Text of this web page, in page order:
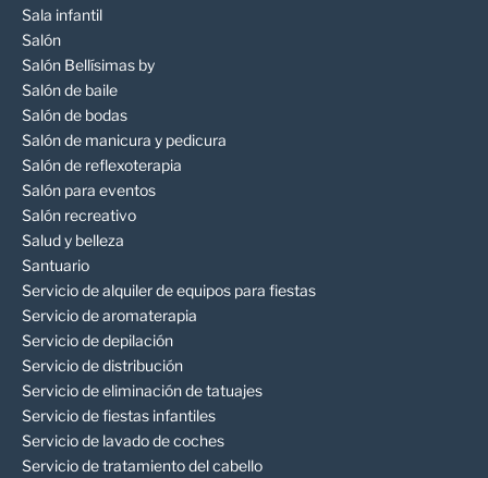
Sala infantil
Salón
Salón Bellísimas by
Salón de baile
Salón de bodas
Salón de manicura y pedicura
Salón de reflexoterapia
Salón para eventos
Salón recreativo
Salud y belleza
Santuario
Servicio de alquiler de equipos para fiestas
Servicio de aromaterapia
Servicio de depilación
Servicio de distribución
Servicio de eliminación de tatuajes
Servicio de fiestas infantiles
Servicio de lavado de coches
Servicio de tratamiento del cabello